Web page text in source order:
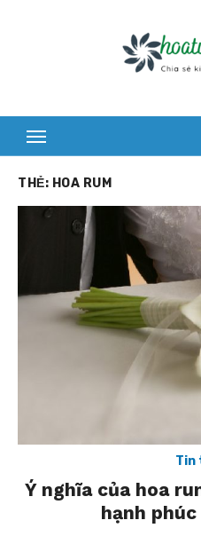
THẺ: HOA RUM
Tin
Ý nghĩa của hoa
hạnh